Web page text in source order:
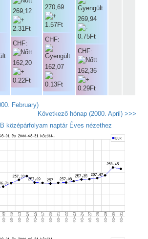
269,12
CHF:
162,20
270,69
CHF:
162,07
269,94
CHF:
162,36
February)
Következő hónap (2000. April) >>>
Éves nézethez